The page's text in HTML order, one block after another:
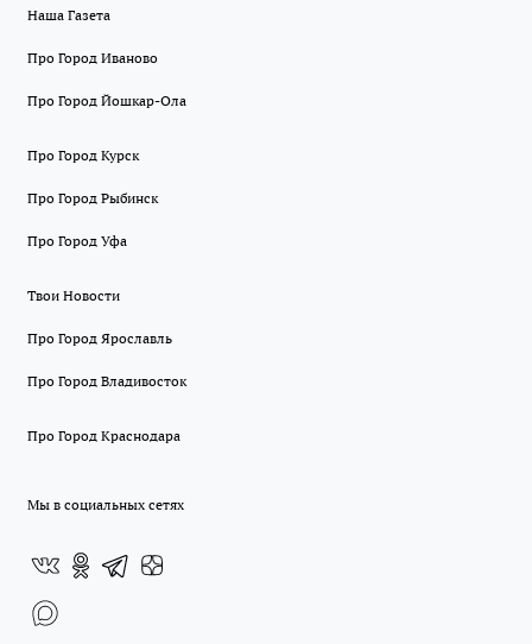
Наша Газета
Про Город Иваново
Про Город Йошкар-Ола
Про Город Курск
Про Город Рыбинск
Про Город Уфа
Твои Новости
Про Город Ярославль
Про Город Владивосток
Про Город Краснодара
Мы в социальных сетях